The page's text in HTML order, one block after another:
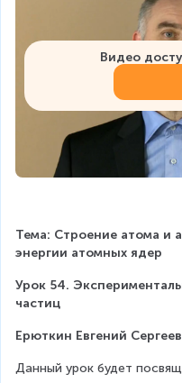
Видео
Тема: Строение атома и
энергии атомных ядер
Урок 54.
частиц
Ерюткин Евгений
Данный урок будет